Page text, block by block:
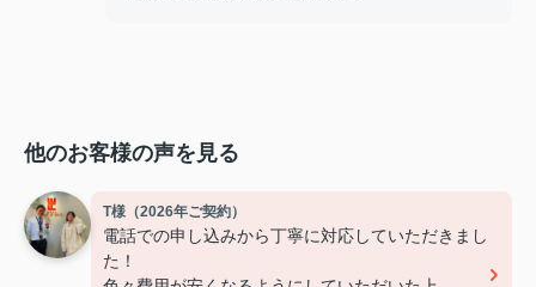
他のお客様の声を見る
T様（2026年ご契約）
電話での申し込みから丁寧に対応していただきまし
た！